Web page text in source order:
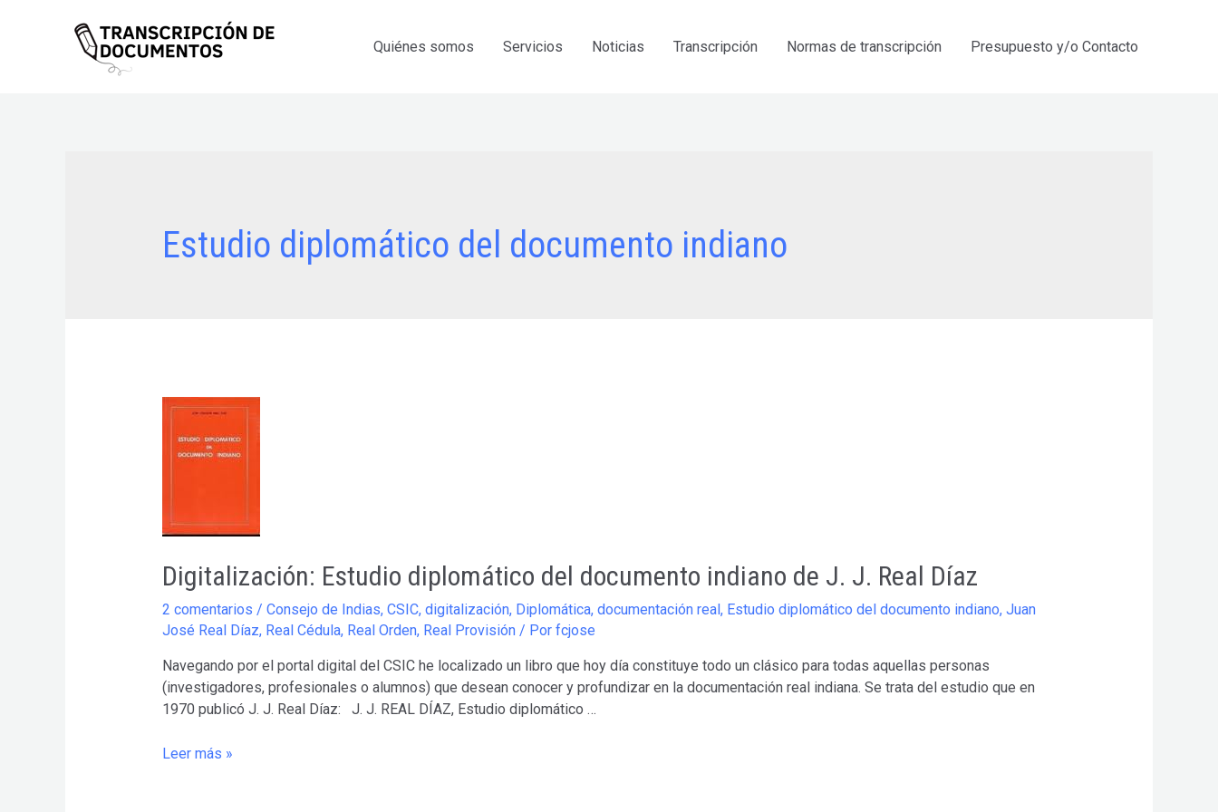
Quiénes somos Servicios Noticias Transcripción Normas de transcripción Presupuesto y/o Contacto
Estudio diplomático del documento indiano
Digitalización: Estudio diplomático del documento indiano de J. J. Real Díaz
2 comentarios / Consejo de Indias, CSIC, digitalización, Diplomática, documentación real, Estudio diplomático del documento indiano, Juan
José Real Díaz, Real Cédula, Real Orden, Real Provisión/ Por fcjose
Navegando por el portal digital del CSIC he localizado un libro que hoy día constituye todo un clásico para todas aquellas personas
(investigadores, profesionales o alumnos) que desean conocer y profundizar en la documentación real indiana. Se trata del estudio que en
1970 publicó J. J. Real Díaz: J. J. REAL DÍAZ, Estudio diplomático …
Digitalización:
Leer más »